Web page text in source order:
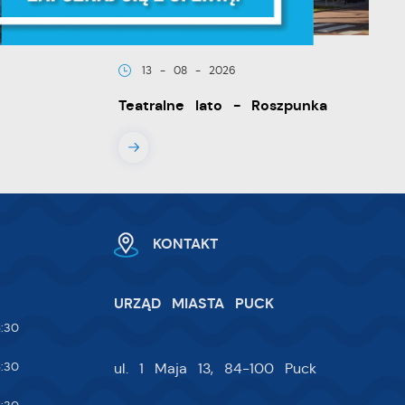
13 - 08 - 2026
Teatralne lato - Roszpunka
KONTAKT
URZĄD MIASTA PUCK
ul. 1 Maja 13, 84-100 Puck
i